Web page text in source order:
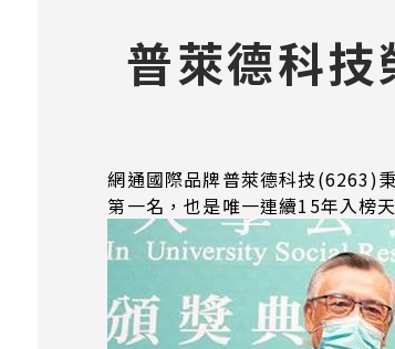
普萊德科
網通國際品牌普萊德科技(6263)
第一名，也是唯一連續15年入榜